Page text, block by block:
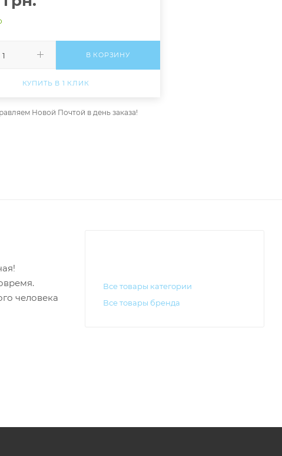
В КОРЗИНУ
КУПИТЬ В 1 КЛИК
Новой Почтой в день заказа!
человека
Все товары категории
Все товары бренда